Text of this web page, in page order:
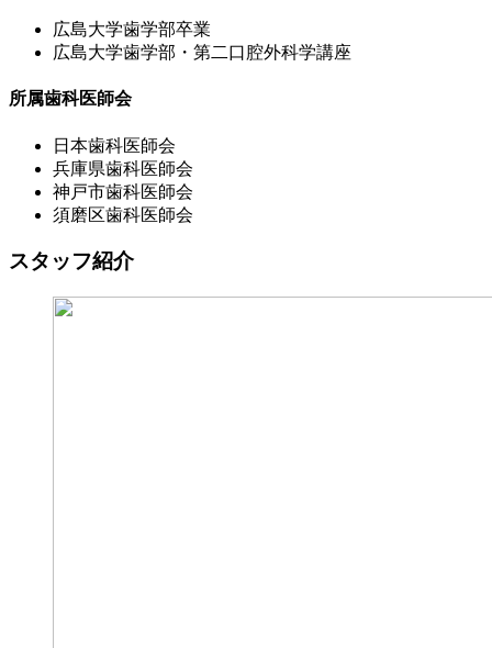
広島大学歯学部卒業
広島大学歯学部・第二口腔外科学講座
所属歯科医師会
日本歯科医師会
兵庫県歯科医師会
神戸市歯科医師会
須磨区歯科医師会
スタッフ紹介